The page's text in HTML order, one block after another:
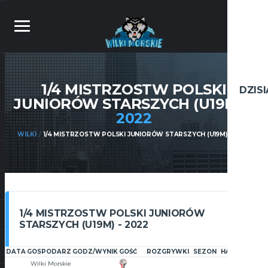
1/4 MISTRZOSTW POLSKI
JUNIORÓW STARSZYCH (U19M) –
2022
WILKI 1/4 MISTRZOSTW POLSKI JUNIORÓW STARSZYCH (U19M) – 2022
1/4 MISTRZOSTW POLSKI JUNIORÓW
STARSZYCH (U19M) - 2022
DATA GOSPODARZ GODZ/WYNIK GOŚĆ ROZGRYWKI SEZON HALA
Wilki Morskie